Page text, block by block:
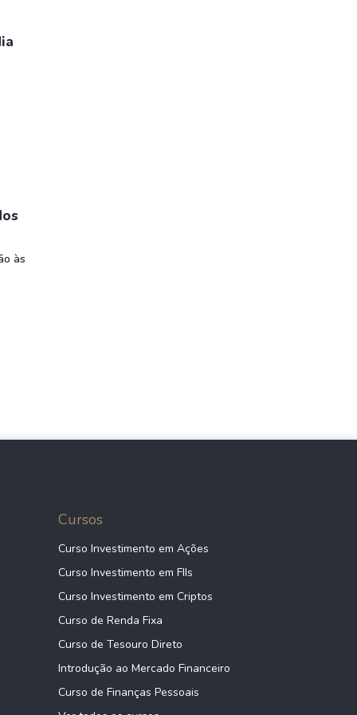
às
Cursos
Curso Investimento em Ações
Curso Investimento em FIIs
Curso Investimento em Criptos
Curso de Renda Fixa
Curso de Tesouro Direto
Introdução ao Mercado Financeiro
Curso de Finanças Pessoais